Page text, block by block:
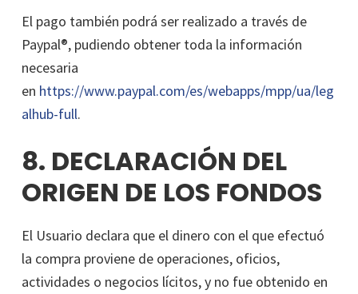
El pago también podrá ser realizado a través de
Paypal®, pudiendo obtener toda la información
necesaria
en https://www.paypal.com/es/webapps/mpp/ua/leg
alhub-full.
8. DECLARACIÓN DEL
ORIGEN DE LOS FONDOS
El Usuario declara que el dinero con el que efectuó
la compra proviene de operaciones, oficios,
actividades o negocios lícitos, y no fue obtenido en